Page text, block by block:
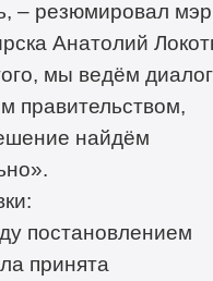
– резюмировал мэр
Анатолий
мы ведём
правительством,
найдём
постановлением
принята